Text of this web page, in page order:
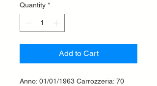
Quantity *
Add to Cart
Anno: 01/01/1963 Carrozzeria: 70